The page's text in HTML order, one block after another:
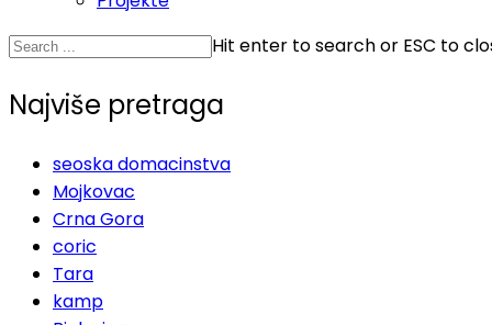
Hit enter to search or ESC to
Najviše pretraga
seoska domacinstva
Mojkovac
Crna Gora
coric
Tara
kamp